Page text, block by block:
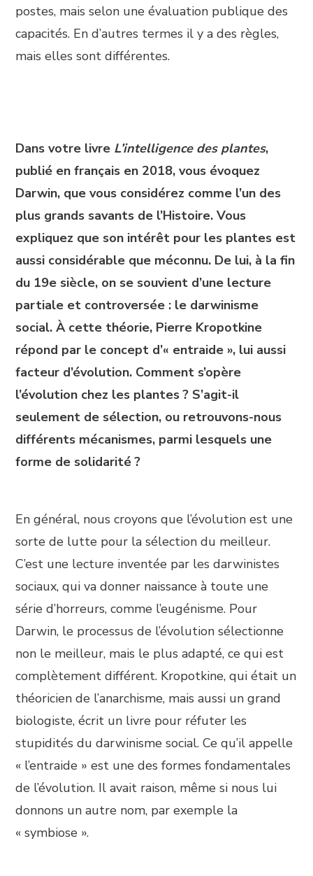
postes, mais selon une évaluation publique des
capacités. En d’autres termes il y a des règles,
mais elles sont différentes.
Dans votre livre L’intelligence des plantes,
publié en français en 2018, vous évoquez
Darwin, que vous considérez comme l’un des
plus grands savants de l’Histoire. Vous
expliquez que son intérêt pour les plantes est
aussi considérable que méconnu. De lui, à la fin
du 19e siècle, on se souvient d’une lecture
partiale et controversée : le darwinisme
social. À cette théorie, Pierre Kropotkine
répond par le concept d’« entraide », lui aussi
facteur d’évolution. Comment s’opère
l’évolution chez les plantes ? S’agit-il
seulement de sélection, ou retrouvons-nous
différents mécanismes, parmi lesquels une
forme de solidarité ?
En général, nous croyons que l’évolution est une
sorte de lutte pour la sélection du meilleur.
C’est une lecture inventée par les darwinistes
sociaux, qui va donner naissance à toute une
série d’horreurs, comme l’eugénisme. Pour
Darwin, le processus de l’évolution sélectionne
non le meilleur, mais le plus adapté, ce qui est
complètement différent. Kropotkine, qui était un
théoricien de l’anarchisme, mais aussi un grand
biologiste, écrit un livre pour réfuter les
stupidités du darwinisme social. Ce qu’il appelle
« l’entraide » est une des formes fondamentales
de l’évolution. Il avait raison, même si nous lui
donnons un autre nom, par exemple la
« symbiose ».